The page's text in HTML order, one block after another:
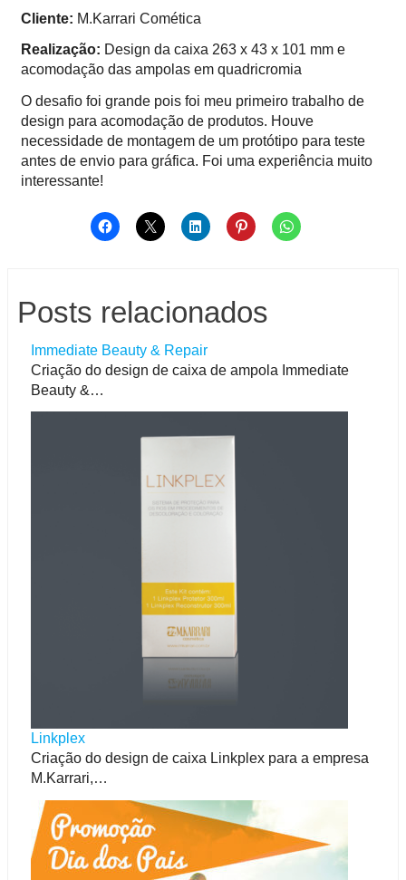
Cliente: M.Karrari Comética
Realização: Design da caixa 263 x 43 x 101 mm e
acomodação das ampolas em quadricromia
O desafio foi grande pois foi meu primeiro trabalho de
design para acomodação de produtos. Houve
necessidade de montagem de um protótipo para teste
antes de envio para gráfica. Foi uma experiência muito
interessante!
Posts relacionados
Immediate Beauty & Repair
Criação do design de caixa de ampola Immediate
Beauty &…
Linkplex
Criação do design de caixa Linkplex para a empresa
M.Karrari,…